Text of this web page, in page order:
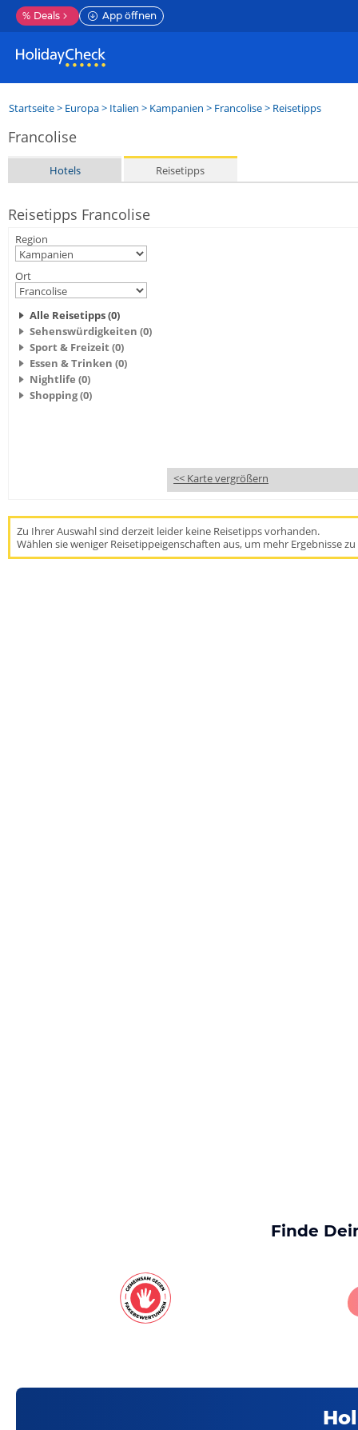
% Deals App öffnen
Startseite> Europa> Italien > Kampanien > Francolise> Reisetipps
Francolise
Hotels Reisetipps
Reisetipps Francolise
Region
Ort
Alle Reisetipps (0)
Sehenswürdigkeiten (0)
Sport & Freizeit (0)
Essen & Trinken (0)
Nightlife (0)
Shopping (0)
<< Karte vergrößern
Zu Ihrer Auswahl sind derzeit leider keine Reisetipps vorhanden.
Wählen sie weniger Reisetippeigenschaften aus, um mehr Ergebnisse
Finde